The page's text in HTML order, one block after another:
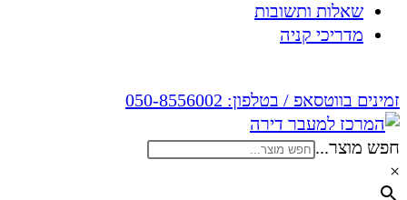
שאלות ותשובות
מדריכי קניה
זמינים בווטסאפ / בטלפון: 050-8556002
חפש מוצר...
×